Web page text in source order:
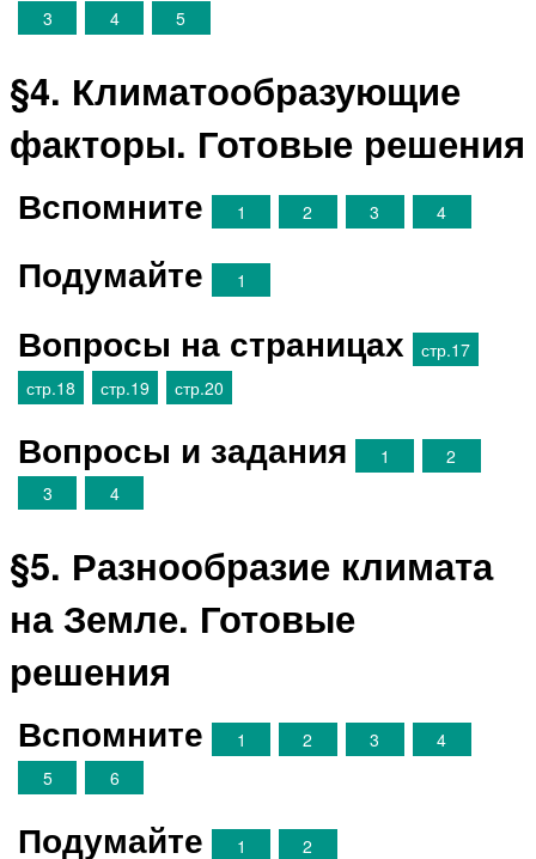
3
4 5
§4. Климатообразующие
факторы. Готовые решения
Вспомните 1 2 3 4
Подумайте 1
Вопросы на страницах
стр.17
стр.18
стр.19 стр.20
Вопросы и задания 1
2
3
4
§5. Разнообразие климата
на Земле. Готовые
решения
Вспомните 1 2 3
4
5
6
Подумайте 1 2